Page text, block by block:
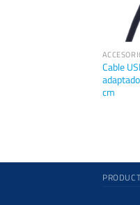
Cable
cm